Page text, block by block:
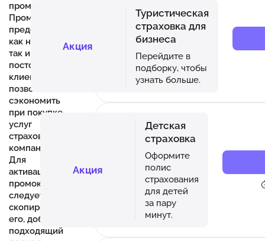
промокоды.
Промокоды,
предоставляемые
как новым,
так и
постоянным
клиентам,
позволяют
сэкономить
при покупке
услуг
страховых
компаний.
Для
активации
промокода
следует
скопировать
его, добавить
подходящий
Акция
Туристическая
страховка для
бизнеса
Перейдите в
подборку, чтобы
узнать больше.
Акция
Детская
страховка
Оформите
полис
страхования
для детей
за пару
минут.